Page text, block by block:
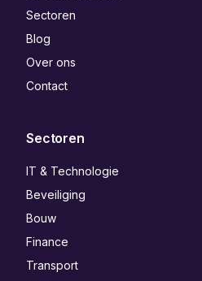
Sectoren
Blog
Over ons
Contact
Sectoren
IT & Technologie
Beveiliging
Bouw
Finance
Transport